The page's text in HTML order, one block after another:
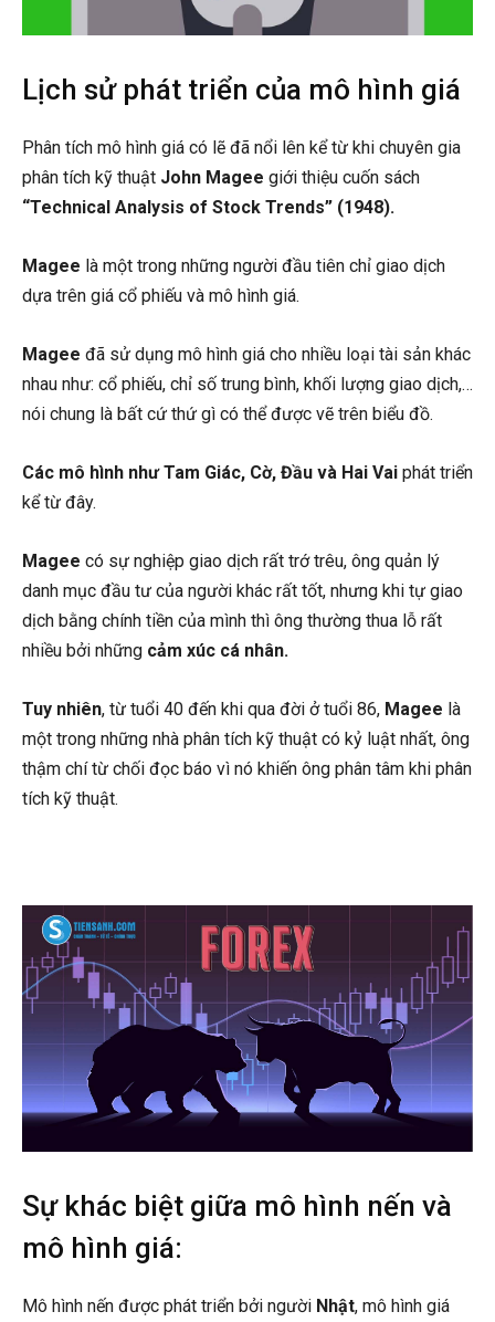
Lịch sử phát triển của mô hình giá
Phân tích mô hình giá có lẽ đã nổi lên kể từ khi chuyên gia
phân tích kỹ thuật John Magee giới thiệu cuốn sách
“Technical Analysis of Stock Trends” (1948).
Magee là một trong những người đầu tiên chỉ giao dịch
dựa trên giá cổ phiếu và mô hình giá.
Magee đã sử dụng mô hình giá cho nhiều loại tài sản khác
nhau như: cổ phiếu, chỉ số trung bình, khối lượng giao dịch,…
nói chung là bất cứ thứ gì có thể được vẽ trên biểu đồ.
Các mô hình như Tam Giác, Cờ, Đầu và Hai Vai phát triển
kể từ đây.
Magee có sự nghiệp giao dịch rất trớ trêu, ông quản lý
danh mục đầu tư của người khác rất tốt, nhưng khi tự giao
dịch bằng chính tiền của mình thì ông thường thua lỗ rất
nhiều bởi những cảm xúc cá nhân.
Tuy nhiên, từ tuổi 40 đến khi qua đời ở tuổi 86, Magee là
một trong những nhà phân tích kỹ thuật có kỷ luật nhất, ông
thậm chí từ chối đọc báo vì nó khiến ông phân tâm khi phân
tích kỹ thuật.
Sự khác biệt giữa mô hình nến và
mô hình giá:
Mô hình nến được phát triển bởi người Nhật, mô hình giá